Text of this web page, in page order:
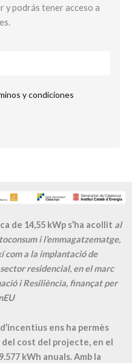
y podrás tener acceso a
y condiciones
de 14,55 kWp s’ha acollit al
i l’emmagatzematge,
com a la implantació de
residencial, en el marc
i Resiliència, finançat per
ens ha permès
cost del projecte, en el
kWh anuals. Amb la